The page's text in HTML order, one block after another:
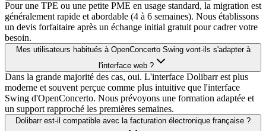
Pour une TPE ou une petite PME en usage standard, la migration est
généralement rapide et abordable (4 à 6 semaines). Nous établissons
un devis forfaitaire après un échange initial gratuit pour cadrer votre
besoin.
Mes utilisateurs habitués à OpenConcerto Swing vont-ils s'adapter à
l'interface web ?
Dans la grande majorité des cas, oui. L'interface Dolibarr est plus
moderne et souvent perçue comme plus intuitive que l'interface
Swing d'OpenConcerto. Nous prévoyons une formation adaptée et
un support rapproché les premières semaines.
Dolibarr est-il compatible avec la facturation électronique française ?